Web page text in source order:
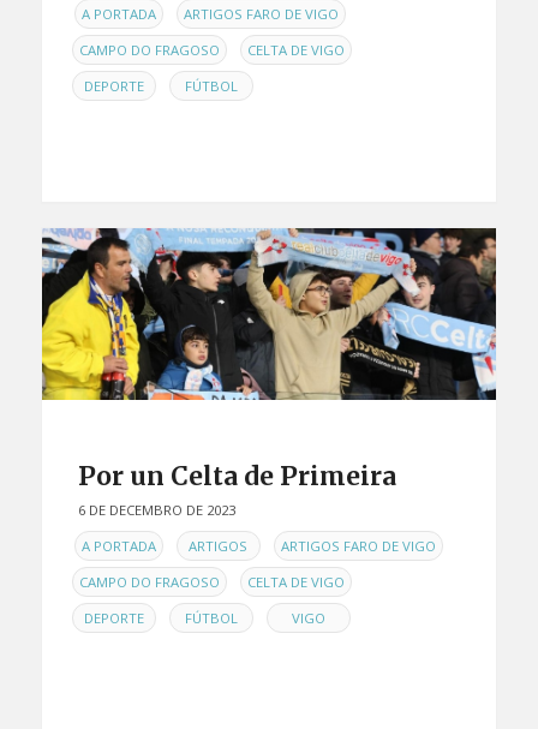
ENA PORTADA , ARTIGOS FARO DE VIGO ,
CAMPO DO FRAGOSO , CELTA DE VIGO ,
DEPORTE , FÚTBOL
Por un Celta de Primeira
6 DE DECEMBRO DE 2023
ENA PORTADA , ARTIGOS , ARTIGOS FARO DE VIGO ,
CAMPO DO FRAGOSO , CELTA DE VIGO ,
DEPORTE , FÚTBOL , VIGO